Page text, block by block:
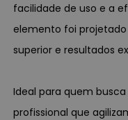
facilidade de uso e a
elemento foi
superior e resultados
Ideal para quem
profissional que